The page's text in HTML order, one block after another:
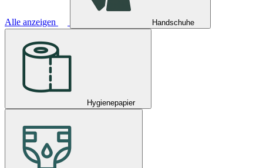
Alle anzeigen Handschuhe
Hygienepapier